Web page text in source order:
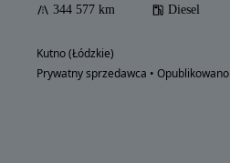
344 577 km Diesel
Kutno (Łódzkie)
Prywatny sprzedawca • Opublikowano